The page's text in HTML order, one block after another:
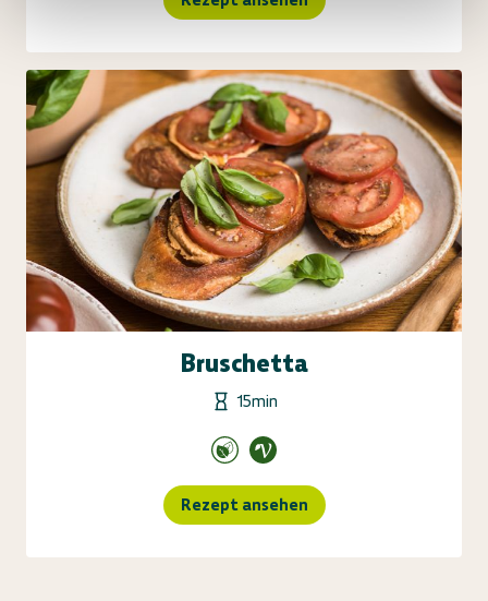
Bruschetta
15min
Rezept ansehen